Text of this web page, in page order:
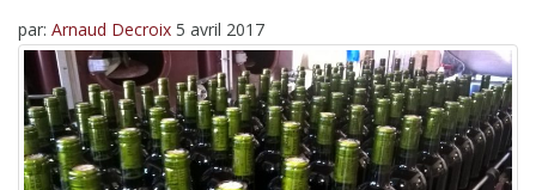
par: Arnaud Decroix 5 avril 2017